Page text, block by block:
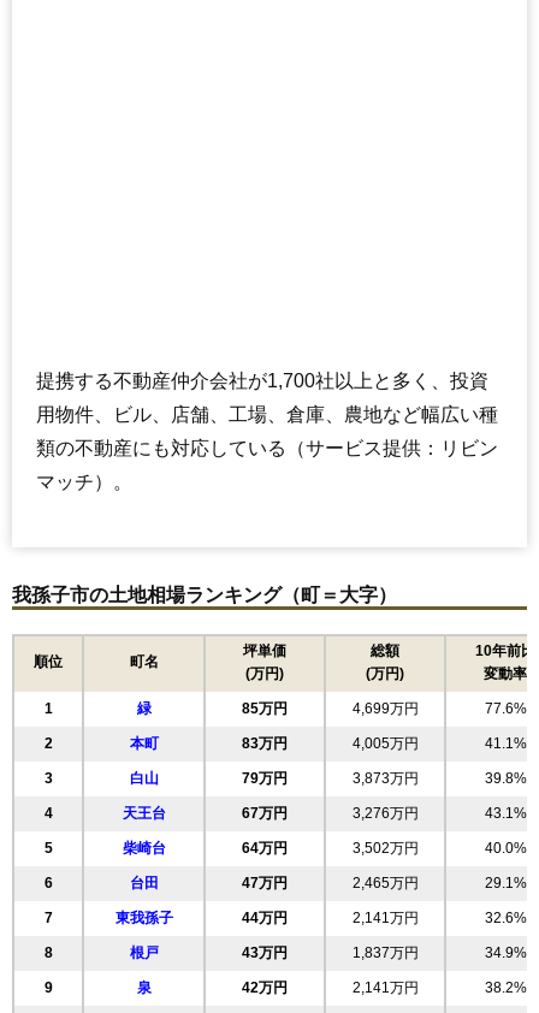
提携する不動産仲介会社が1,700社以上と多く、投資
用物件、ビル、店舗、工場、倉庫、農地など幅広い種
類の不動産にも対応している（サービス提供：リビン
マッチ）。
我孫子市の土地相場ランキング（町＝大字）
順位 町名
坪単価
(万円)
総額
(万円)
10年前比
変動率
1 緑 85万円 4,699万円 77.6%
2 本町 83万円 4,005万円 41.1%
3 白山 79万円 3,873万円 39.8%
4 天王台 67万円 3,276万円 43.1%
5 柴崎台 64万円 3,502万円 40.0%
6 台田 47万円 2,465万円 29.1%
7 東我孫子 44万円 2,141万円 32.6%
8 根戸 43万円 1,837万円 34.9%
9 泉 42万円 2,141万円 38.2%